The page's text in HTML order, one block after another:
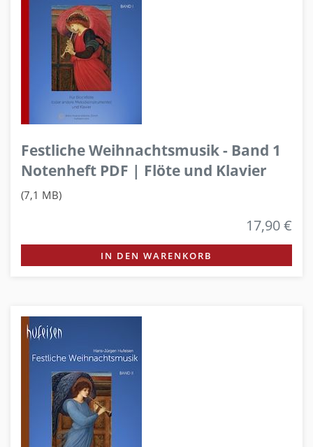
Festliche Weihnachtsmusik - Band 1
Notenheft PDF | Flöte und Klavier
(7,1 MB)
17,90 €
IN DEN WARENKORB